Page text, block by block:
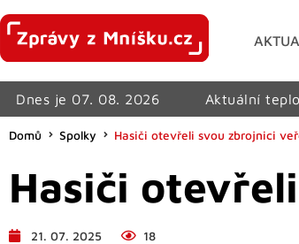
Dnes je 07. 08. 2026 Aktuální
Domů Spolky Hasiči otevřeli svou zbrojnici
Hasiči
21. 07. 2025 18